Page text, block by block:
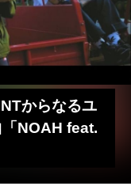
からなるユ
NOAH feat.